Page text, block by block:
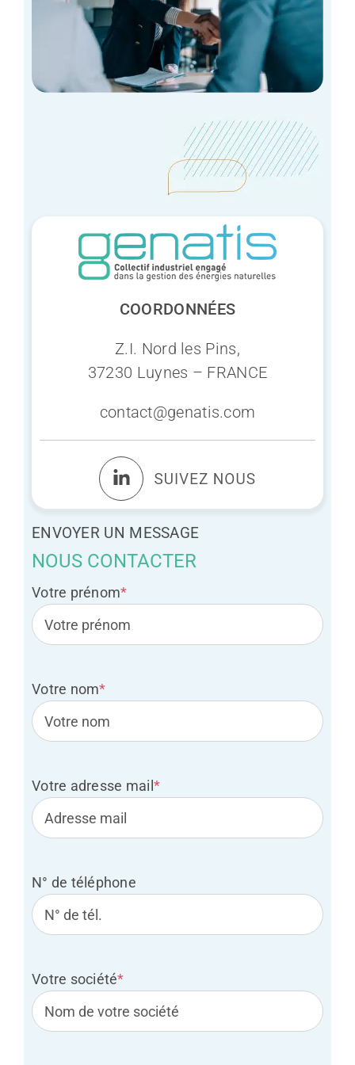
Demander une
COORDONNÉES
Z.I. Nord les Pins,
37230 Luynes – FRANCE
contact@genatis.com
ENVOYER UN MESSAGE
NOUS CONTACTER
Votre prénom*
Votre nom*
Votre adresse mail *
N° de téléphone
Votre société*